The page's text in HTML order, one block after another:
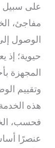
على سبيل
مفاجئ،
الوصول
حيوية؛
المجهزة
وتقييم
هذه
فحسب،
عنصرًا